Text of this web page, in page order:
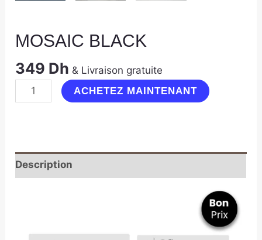
MOSAIC BLACK
349 Dh & Livraison gratuite
ACHETEZ MAINTENANT
Description